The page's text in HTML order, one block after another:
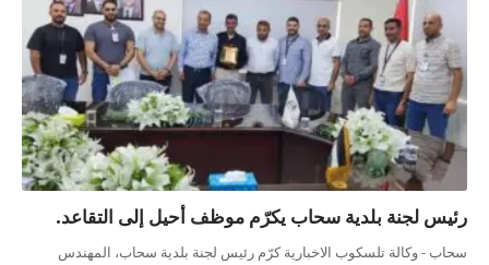
رئيس لجنة بلدية سحاب يكرّم موظف أحيل إلى التقاعد.
سحاب - وكالة تلسكوب الاخبارية كرّم رئيس لجنة بلدية سحاب، المهندس